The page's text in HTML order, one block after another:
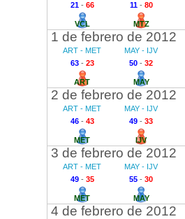
21- 66
VCL
11- 80
MTZ
1 de febrero de 2012
ART - MET
63- 23
ART
MAY - IJV
50 - 32
MAY
2 de febrero de 2012
ART - MET
46- 43
MET
MAY - IJV
49 - 33
IJV
3 de febrero de 2012
ART - MET
49- 35
MET
MAY - IJV
55 - 30
MAY
4 de febrero de 2012